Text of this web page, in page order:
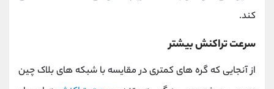
کند.
سرعت تراکنش بیشتر
از آنجایی که گره های کمتری در مقایسه با شبکه های بلاک چین